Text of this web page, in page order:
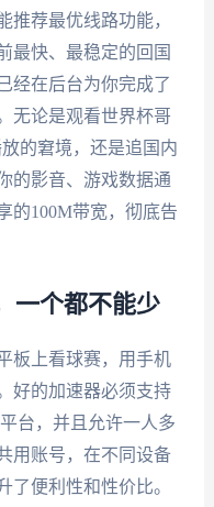
推荐最优线路功能，
最快、最稳定的回国
经在后台为你完成了
无论是观看世界杯哥
的窘境，还是追国内
的影音、游戏数据通
的100M带宽，彻底告
一个都不能少
板上看球赛，用手机
好的加速器必须支持
台，并且允许一人多
用账号，在不同设备
了便利性和性价比。